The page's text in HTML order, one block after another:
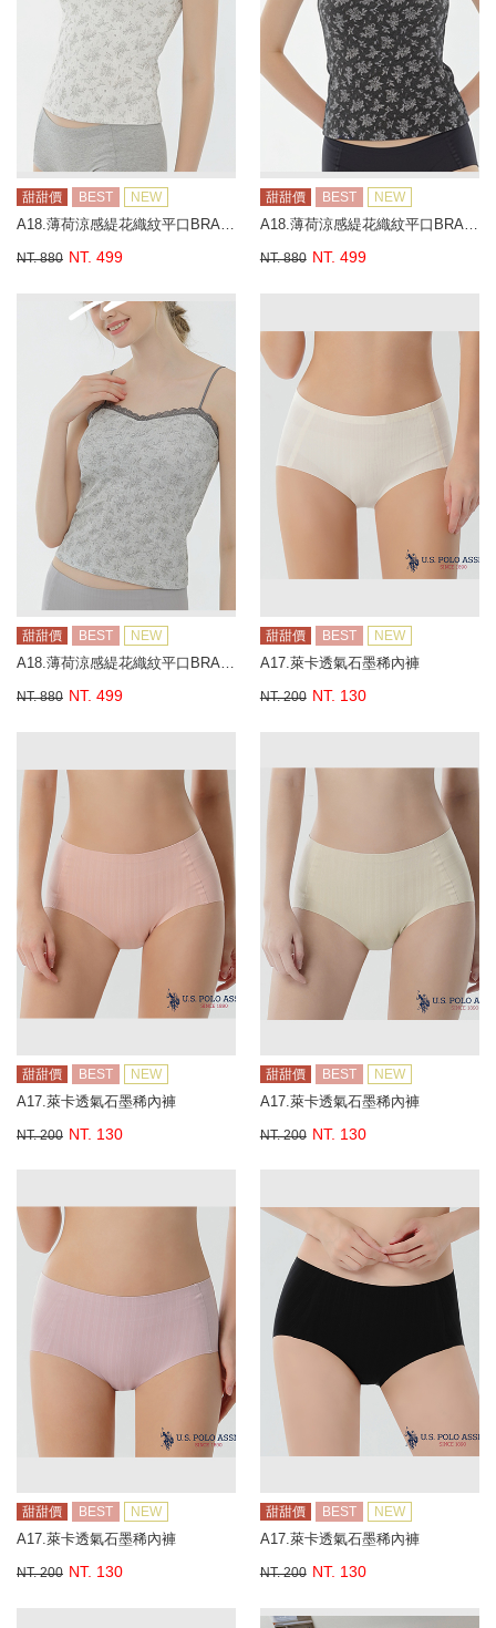
甜甜價 BEST NEW
A18.薄荷涼感緹花織紋平口BRA背心
NT. 880 NT. 499
甜甜價 BEST NEW
A18.薄荷涼感緹花織紋平口BRA背心
NT. 880 NT. 499
甜甜價 BEST NEW
A18.薄荷涼感緹花織紋平口BRA背心
NT. 880 NT. 499
甜甜價 BEST NEW
A17.萊卡透氣石墨稀內褲
NT. 200 NT. 130
甜甜價 BEST NEW
A17.萊卡透氣石墨稀內褲
NT. 200 NT. 130
甜甜價 BEST NEW
A17.萊卡透氣石墨稀內褲
NT. 200 NT. 130
甜甜價 BEST NEW
A17.萊卡透氣石墨稀內褲
NT. 200 NT. 130
甜甜價 BEST NEW
A17.萊卡透氣石墨稀內褲
NT. 200 NT. 130